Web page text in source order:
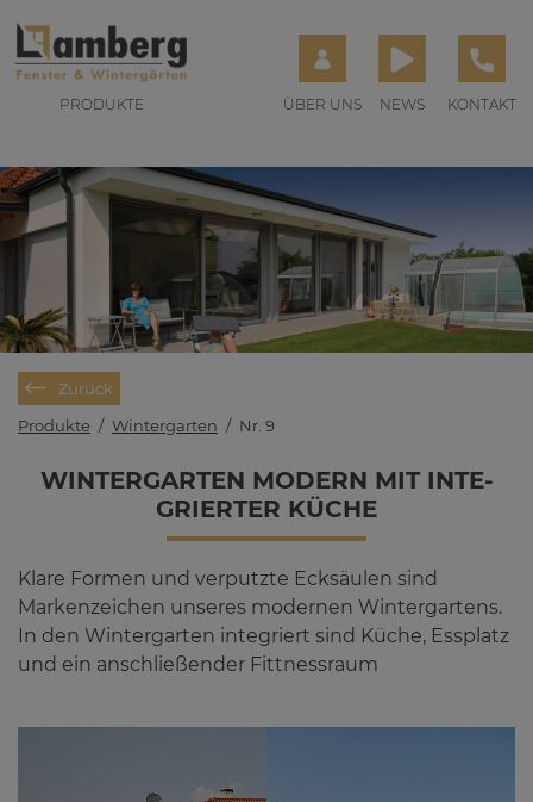
PRODUKTE ÜBER UNS NEWS KONTAKT
Zurück
Produkte / Wintergarten / Nr. 9
WIN­TER­GAR­TEN MO­DERN MIT IN­TE­
GRIER­TER KÜ­CHE
Klare Formen und verputzte Ecksäulen sind
Markenzeichen unseres modernen Wintergartens.
In den Wintergarten integriert sind Küche, Essplatz
und ein anschließender Fittnessraum